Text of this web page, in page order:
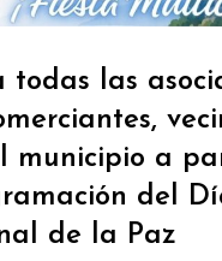
todas las
municipio a
del
de la Paz